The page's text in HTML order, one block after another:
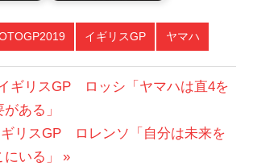
イギリスGP ヤマハ
ギリスGP ロッシ「ヤマハは直4を
ある」
ギリスGP ロレンソ「自分は未来を
いる」